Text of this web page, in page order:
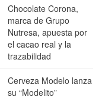
Chocolate Corona,
marca de Grupo
Nutresa, apuesta por
el cacao real y la
trazabilidad
Cerveza Modelo lanza
su “Modelito”